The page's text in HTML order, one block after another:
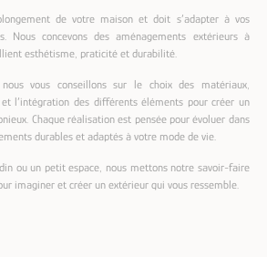
de votre maison et doit s’adapter à vos
Nous concevons des aménagements extérieurs à
esthétisme, praticité et durabilité.
vous conseillons sur le choix des matériaux,
et l’intégration des différents éléments pour créer un
Chaque réalisation est pensée pour évoluer dans
durables et adaptés à votre mode de vie.
ou un petit espace, nous mettons notre savoir-faire
imaginer et créer un extérieur qui vous ressemble.